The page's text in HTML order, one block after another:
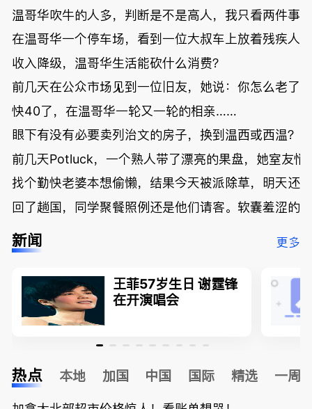
温哥华吹牛的人多，判断是不是高人，我只看两件事
在温哥华一个停车场，看到一位大叔车上放着残疾人
收入降级，温哥华生活能砍什么消费？
前几天在公众市场见到一位旧友，她说：你怎么老了
快40了，在温哥华一轮又一轮的相亲……
眼下有没有必要卖列治文的房子，换到温西或西温？
前几天Potluck，一个熟人带了漂亮的果盘，她室友悄
找个勤快老婆本想偷懒，结果今天被派除草，明天还
回了趟国，同学聚餐照例还是他们请客。软囊羞涩的
新闻 更多
王菲57岁生日 谢霆锋
在开演唱会
热点 本地 加国 中国 国际 精选 一周